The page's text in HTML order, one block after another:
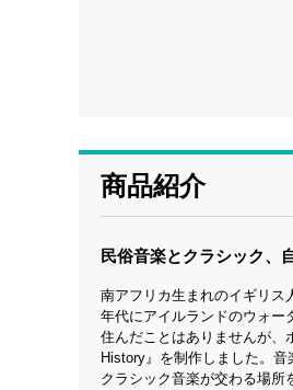
商品紹介
民俗音楽とクラシック、
南アフリカ生まれのイギリス
年代にアイルランドのウォー
住んだことはありませんが、
History』を制作しました。
クラシック音楽が交わる場